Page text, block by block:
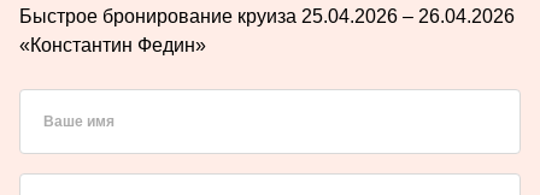
Быстрое бронирование круиза 25.04.2026 – 26.04.2026
«Константин Федин»
Ваше имя